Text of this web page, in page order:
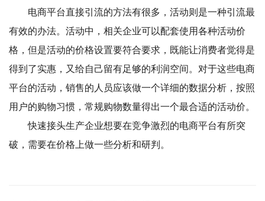
电商平台直接引流的方法有很多，活动则是一种引流最
有效的办法。活动中，相关企业可以配套使用各种活动价
格，但是活动的价格设置要符合要求，既能让消费者觉得是
得到了实惠，又给自己留有足够的利润空间。对于这些电商
平台的活动，销售的人员应该做一个详细的数据分析，按照
用户的购物习惯，常规购物数量得出一个最合适的活动价。
快速接头生产企业想要在竞争激烈的电商平台有所突
破，需要在价格上做一些分析和研判。